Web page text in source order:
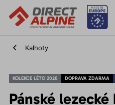
Kalhoty
KOLEKCE LÉTO 2026 DOPRAVA ZDARMA
Pánské